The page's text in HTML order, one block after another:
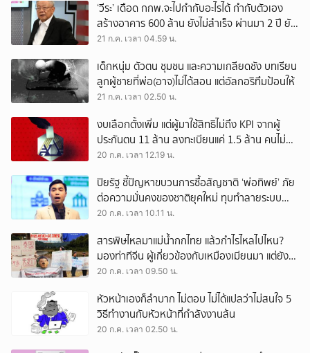
‘วีระ’ เดือด กกพ.จะไปกำกับอะไรได้ กำกับตัวเอง
สร้างอาคาร 600 ล้าน ยังไม่สำเร็จ ผ่านมา 2 ปี ยัง
สรรหากรรมการไม่ครบ 7 คน
21 ก.ค. เวลา 04.59 น.
เด็กหนุ่ม ตัวตน ชุมชน และความเกลียดชัง บทเรียน
ลูกผู้ชายที่พ่อ(อาจ)ไม่ได้สอน แต่อัลกอริทึมป้อนให้
21 ก.ค. เวลา 02.50 น.
งบเลือกตั้งเพิ่ม แต่ผู้มาใช้สิทธิไม่ถึง KPI จากผู้
ประกันตน 11 ล้าน ลงทะเบียนแค่ 1.5 ล้าน คนไม่
สนใจ หรือหน่วยงาน ‘ไร้น้ำยา’?
20 ก.ค. เวลา 12.19 น.
ปิยรัฐ ชี้ปัญหาขบวนการซื้อสัญชาติ ‘พ่อทิพย์’ ภัย
ต่อความมั่นคงของชาติยุคใหม่ ทุบทำลายระบบ
เศรษฐกิจฐานรากประเท
20 ก.ค. เวลา 10.11 น.
สารพิษไหลมาแม่น้ำกกไทย แล้วกำไรไหลไปไหน?
มองท่าทีจีน ผู้เกี่ยวข้องกับเหมืองเมียนมา แต่ยัง
ลอยตัวว่าเป็นปัญหาของ 2 ประเทศ
20 ก.ค. เวลา 09.50 น.
หัวหน้าเองก็ลำบาก ไม่ตอบ ไม่ได้แปลว่าไม่สนใจ 5
วิธีทำงานกับหัวหน้าที่กำลังงานล้น
20 ก.ค. เวลา 02.50 น.